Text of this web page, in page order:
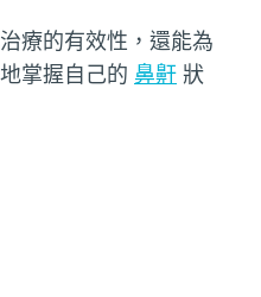
療的有效性，還能為
掌握自己的 鼻鼾 狀